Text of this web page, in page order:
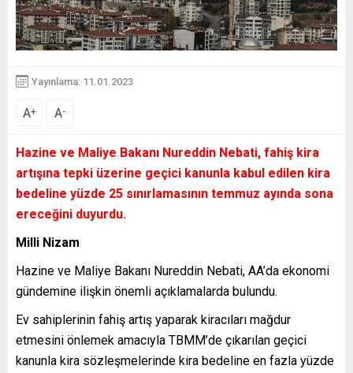
Yayınlama: 11.01.2023
A+ A-
Hazine ve Maliye Bakanı Nureddin Nebati, fahiş kira
artışına tepki üzerine geçici kanunla kabul edilen kira
bedeline yüzde 25 sınırlamasının temmuz ayında sona
ereceğini duyurdu.
Milli Nizam
Hazine ve Maliye Bakanı Nureddin Nebati, AA’da ekonomi
gündemine ilişkin önemli açıklamalarda bulundu.
Ev sahiplerinin fahiş artış yaparak kiracıları mağdur
etmesini önlemek amacıyla TBMM’de çıkarılan geçici
kanunla kira sözleşmelerinde kira bedeline en fazla yüzde